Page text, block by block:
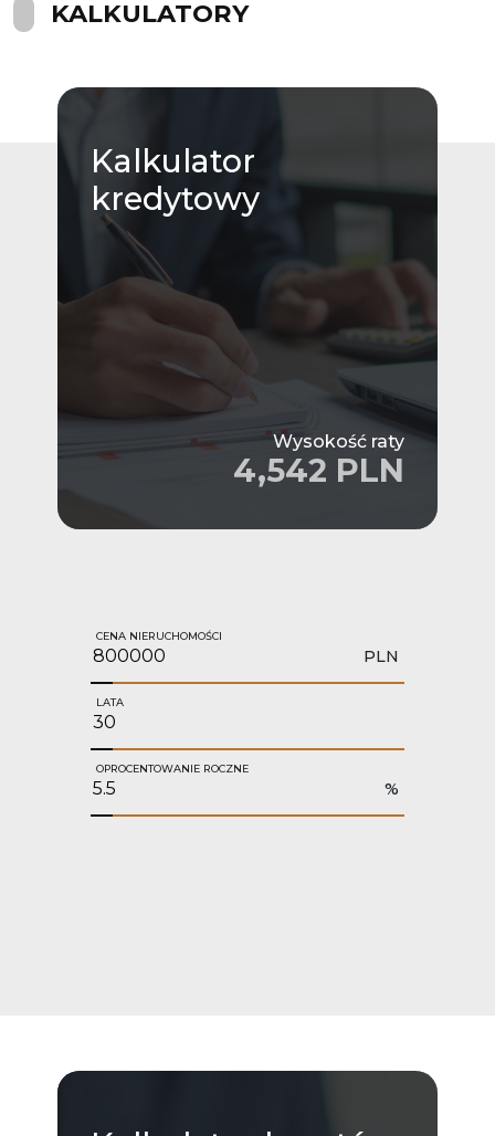
KALKULATORY
Kalkulator
kredytowy
Wysokość raty
4,542 PLN
CENA NIERUCHOMOŚCI
PLN
LATA
OPROCENTOWANIE ROCZNE
%